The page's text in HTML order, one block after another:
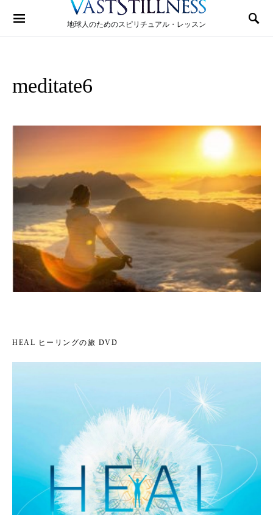
地球人のためのスピリチュアル・レッスン
Search for:
meditate6
HEAL ヒーリングの旅 DVD